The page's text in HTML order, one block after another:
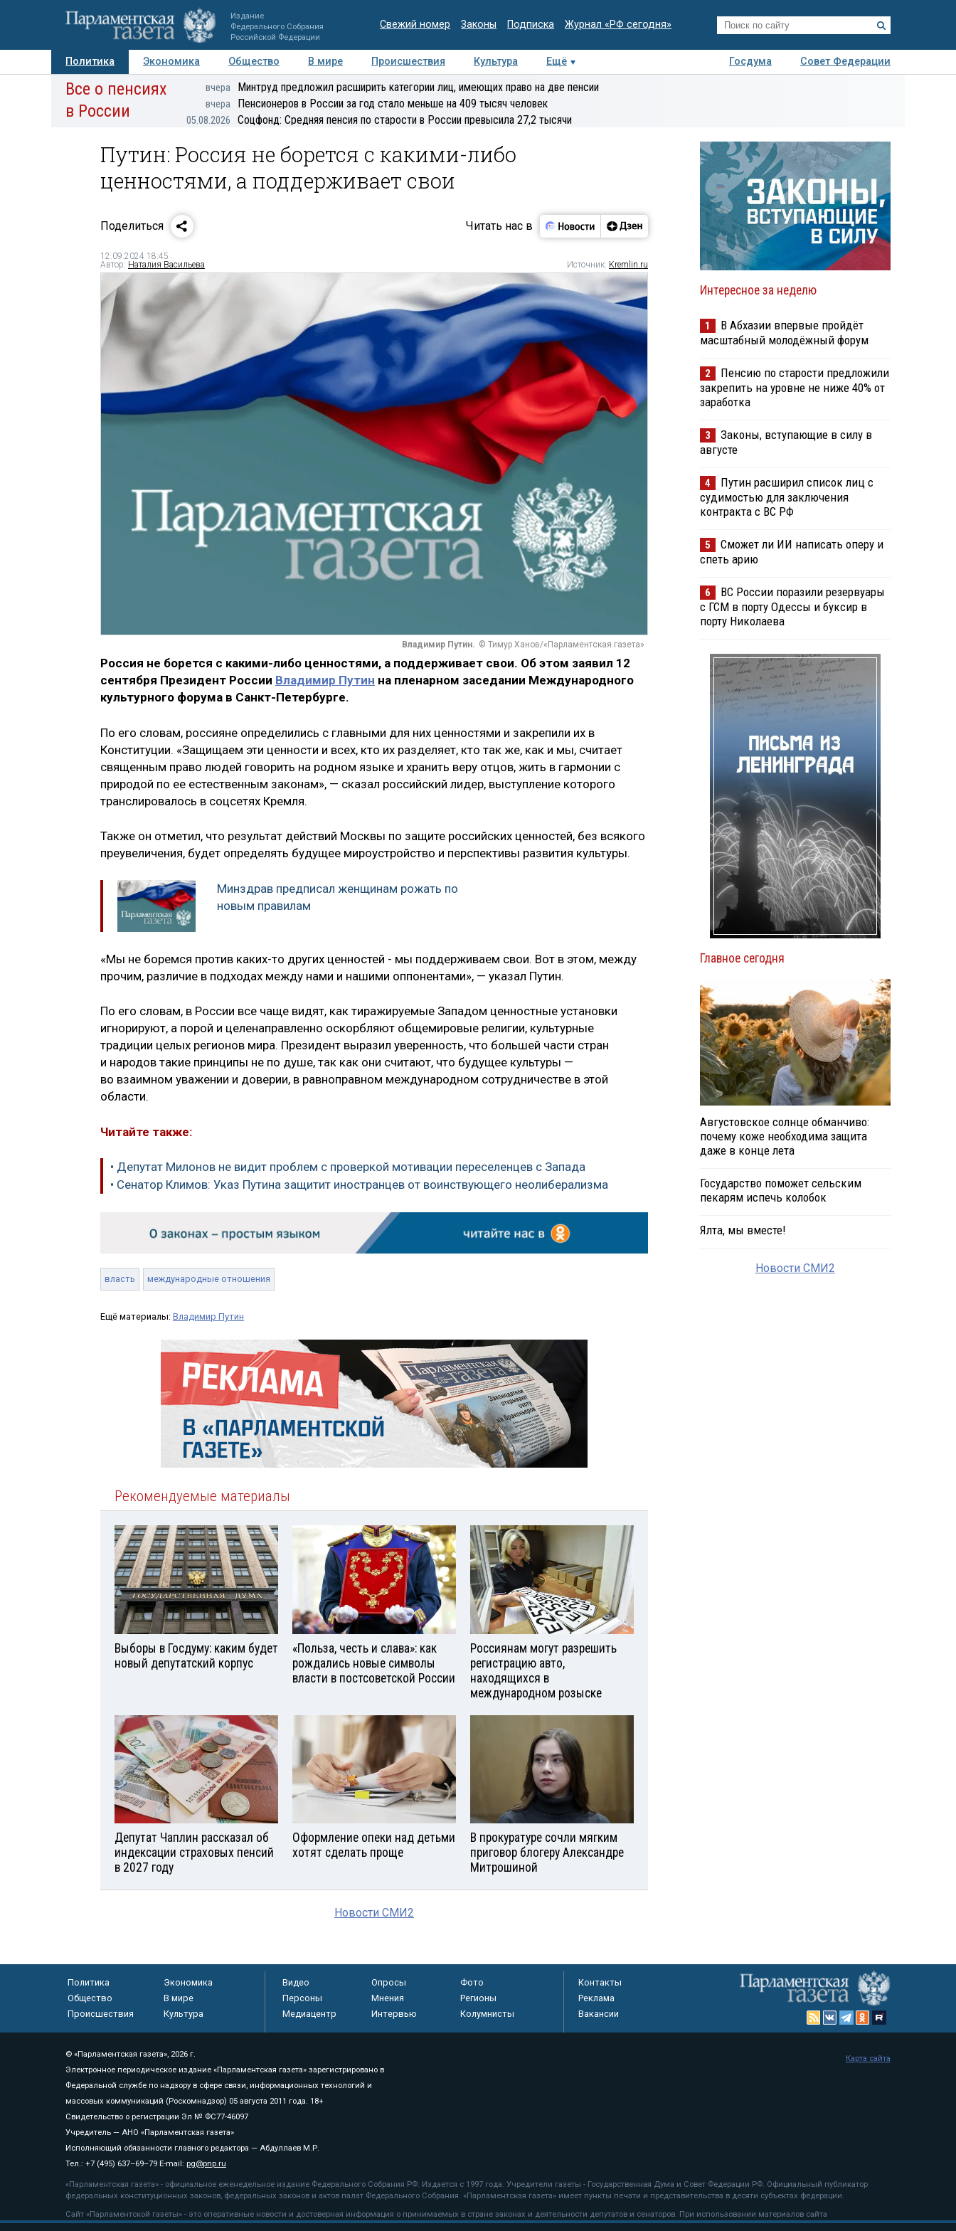
Издание
Федерального Собрания
Российской Федерации
Свежий номер Законы Подписка Журнал «РФ сегодня»
Политика Экономика Общество В мире Происшествия Культура Ещё Госдума
Совет Федерации
Авторы Персоны Мнения Регионы Медиацентр Интервью Колумнисты
Деловая
Все о пенсиях
в России
вчера Минтруд предложил расширить категории лиц, имеющих право на две пенсии
вчера Пенсионеров в России за год стало меньше на 409 тысяч человек
05.08.2026 Соцфонд: Средняя пенсия по старости в России превысила 27,2 тысячи
Путин: Россия не борется с какими-либо
ценностями, а поддерживает свои
Поделиться Читать нас в
12.09.2024 18:45
Автор: Наталия Васильева Источник: Kremlin.ru
Владимир Путин. © Тимур Ханов/«Парламентская газета»
Россия не борется с какими-либо ценностями, а поддерживает свои. Об этом заявил 12
сентября Президент России Владимир Путин на пленарном заседании Международного
культурного форума в Санкт-Петербурге.
По его словам, россияне определились с главными для них ценностями и закрепили их в
Конституции. «Защищаем эти ценности и всех, кто их разделяет, кто так же, как и мы, считает
священным право людей говорить на родном языке и хранить веру отцов, жить в гармонии с
природой по ее естественным законам», — сказал российский лидер, выступление которого
транслировалось в соцсетях Кремля.
Также он отметил, что результат действий Москвы по защите российских ценностей, без всякого
преувеличения, будет определять будущее мироустройство и перспективы развития культуры.
Минздрав предписал женщинам рожать по
новым правилам
«Мы не боремся против каких-то других ценностей - мы поддерживаем свои. Вот в этом, между
прочим, различие в подходах между нами и нашими оппонентами», — указал Путин.
По его словам, в России все чаще видят, как тиражируемые Западом ценностные установки
игнорируют, а порой и целенаправленно оскорбляют общемировые религии, культурные
традиции целых регионов мира. Президент выразил уверенность, что большей части стран
и народов такие принципы не по душе, так как они считают, что будущее культуры —
во взаимном уважении и доверии, в равноправном международном сотрудничестве в этой
области.
Читайте также:
• Депутат Милонов не видит проблем с проверкой мотивации переселенцев с Запада
• Сенатор Климов: Указ Путина защитит иностранцев от воинствующего неолиберализма
власть международные отношения
Ещё материалы: Владимир Путин
Рекомендуемые материалы
Выборы в Госдуму: каким будет
новый депутатский корпус
«Польза, честь и слава»: как
рождались новые символы
власти в постсоветской России
Россиянам могут разрешить
регистрацию авто,
находящихся в
международном розыске
Депутат Чаплин рассказал об
индексации страховых пенсий
в 2027 году
Оформление опеки над детьми
хотят сделать проще
В прокуратуре сочли мягким
приговор блогеру Александре
Митрошиной
Новости СМИ2
Интересное за неделю
1
В Абхазии впервые пройдёт
масштабный молодёжный форум
2
Пенсию по старости предложили
закрепить на уровне не ниже 40% от
заработка
3
Законы, вступающие в силу в
августе
4
Путин расширил список лиц с
судимостью для заключения
контракта с ВС РФ
5
Сможет ли ИИ написать оперу и
спеть арию
6
ВС России поразили резервуары
с ГСМ в порту Одессы и буксир в
порту Николаева
Главное сегодня
Августовское солнце обманчиво:
почему коже необходима защита
даже в конце лета
Государство поможет сельским
пекарям испечь колобок
Ялта, мы вместе!
Новости СМИ2
Политика
Экономика
Общество
В мире
Происшествия
Культура
Видео Опросы
Фото
Персоны
Мнения
Регионы
Медиацентр
Интервью Колумнисты
Контакты
Реклама
Вакансии
© «Парламентская газета», 2026 г.
Электронное периодическое издание «Парламентская газета» зарегистрировано в
Федеральной службе по надзору в сфере связи, информационных технологий и
массовых коммуникаций (Роскомнадзор) 05 августа 2011 года. 18+
Свидетельство о регистрации Эл № ФС77-46097
Учредитель — АНО «Парламентская газета»
Исполняющий обязанности главного редактора — Абдуллаев М.Р.
Тел.: +7 (495) 637–69–79 E-mail: pg@pnp.ru
«Парламентская газета» - официальное еженедельное издание Федерального Собрания РФ. Издается с 1997 года. Учредители газеты - Государственная Дума и Совет Федерации РФ. Официальный публикатор
федеральных конституционных законов, федеральных законов и актов палат Федерального Собрания. «Парламентская газета» имеет пункты печати и представительства в десяти субъектах федерации.
Сайт «Парламентской газеты» - это оперативные новости и достоверная информация о принимаемых в стране законах и деятельности депутатов и сенаторов. При использовании материалов сайта
«Парламентской газеты» активная ссылка на pnp.ru обязательна.
Карта сайта